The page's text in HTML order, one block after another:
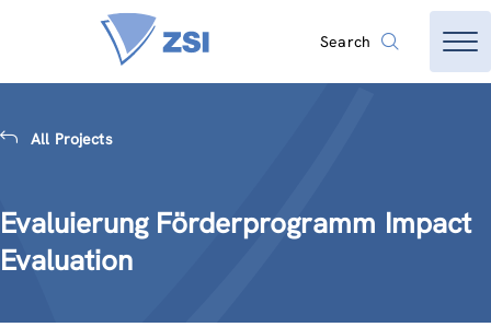
Search
All Projects
Evaluierung Förderprogramm Impact
Evaluation